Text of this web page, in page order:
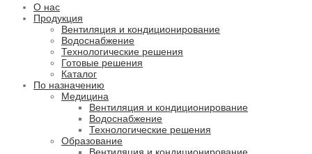
О нас
Продукция
Вентиляция и кондиционирование
Водоснабжение
Технологические решения
Готовые решения
Каталог
По назначению
Медицина
Вентиляция и кондиционирование
Водоснабжение
Технологические решения
Образование
Вентиляция и кондиционирование